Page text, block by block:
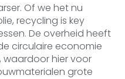
Of we het nu
recycling is key
De overheid heeft
circulaire economie
waardoor hier voor
grote